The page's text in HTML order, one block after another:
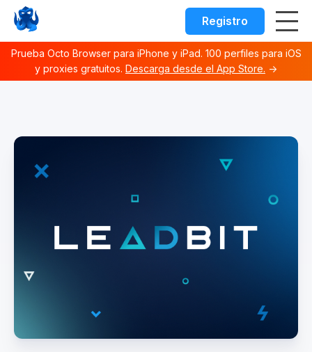
Prueba Octo Browser para iPhone y iPad. 100 perfiles para iOS
y proxies gratuitos. Descarga desde el App Store. →
Registro